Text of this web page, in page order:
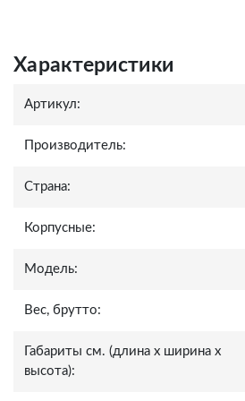
Характеристики
Артикул:
Производитель:
Страна:
Корпусные:
Модель:
Вес, брутто:
Габариты см. (длина x ширина x
высота):